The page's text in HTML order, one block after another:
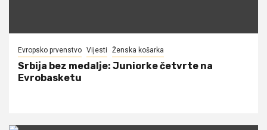
Evropsko prvenstvo Vijesti Ženska košarka
Srbija bez medalje: Juniorke četvrte na
Evrobasketu